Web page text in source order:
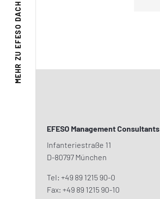
MEHR ZU
EFESO DACH
EFESO Management Consultants
Infanteriestraße 11
D-80797 München
Tel: +49 89 1215 90-0
Fax: +49 89 1215 90-10